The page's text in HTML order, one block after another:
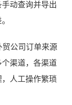
动查询并导出
公司订单来源
渠道，各渠道
人工操作繁琐